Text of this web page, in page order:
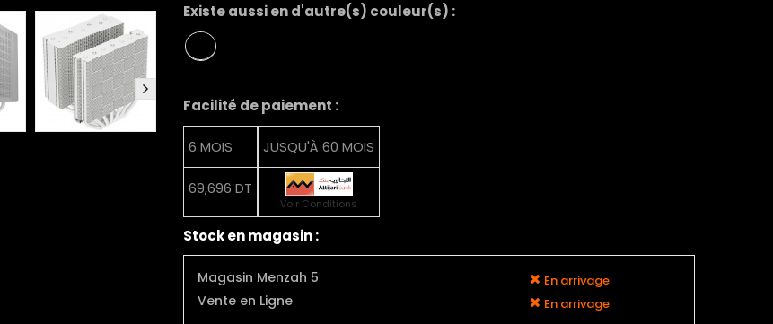
Existe aussi en d'autre(s) couleur(s) :
Facilité de paiement :
6 MOIS
69,696 DT
JUSQU'À 60 MOIS
Voir Conditions
Stock en magasin :
Magasin Menzah 5 En arrivage
Vente en Ligne En arrivage